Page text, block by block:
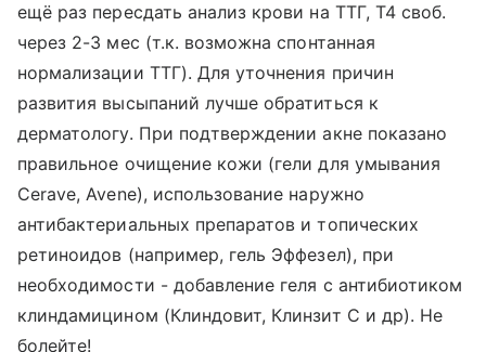
ещё раз пересдать анализ крови на ТТГ, Т4 своб.
через 2-3 мес (т.к. возможна спонтанная
нормализации ТТГ). Для уточнения причин
развития высыпаний лучше обратиться к
дерматологу. При подтверждении акне показано
правильное очищение кожи (гели для умывания
Cerave, Avene), использование наружно
антибактериальных препаратов и топических
ретиноидов (например, гель Эффезел), при
необходимости - добавление геля с антибиотиком
клиндамицином (Клиндовит, Клинзит С и др). Не
болейте!